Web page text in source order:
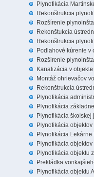
Plynofikácia
Rekonštrukcia
Rozšírenie
Rekonštukcia
Rekonštrukcia
Podlahové kúrenie v
Rozšírenie
Kanalizácia v
Montáž ohrievačov
Rekonštrukcia
Plynofikácia
Plynofikácia
Plynofikácia
Plynofikácia
Plynofikácia Lekárne
Plynofikácia
Plynofikácia objektu
Prekládka
Plynofikácia objektu